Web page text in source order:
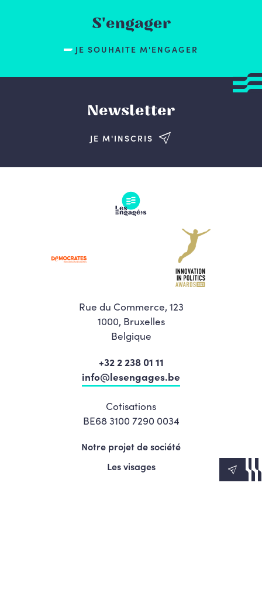
S'engager
JE SOUHAITE M'ENGAGER
Newsletter
JE M'INSCRIS
Rue du Commerce, 123
1000, Bruxelles
Belgique
+32 2 238 01 11
info@lesengages.be
Cotisations
BE68 3100 7290 0034
Notre projet de société
Les visages